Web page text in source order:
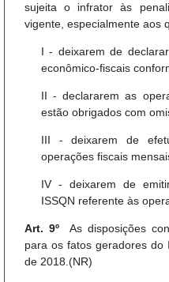
sujeita o infrator às
vigente, especialmente aos
I - deixarem de
econômico-fiscais
II - declararem as
estão obrigados com
III - deixarem de
operações fiscais
IV - deixarem de
ISSQN referente às
Art. 9ºAs disposições
para os fatos geradores
de 2018.(NR)